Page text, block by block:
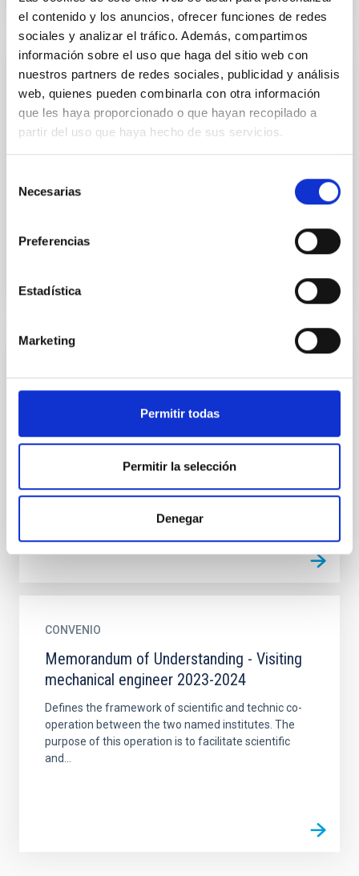
el contenido y los anuncios, ofrecer funciones de redes
sociales y analizar el tráfico. Además, compartimos
información sobre el uso que haga del sitio web con
nuestros partners de redes sociales, publicidad y análisis
web, quienes pueden combinarla con otra información
que les haya proporcionado o que hayan recopilado a
partir del uso que haya hecho de sus servicios.
Necesarias
Preferencias
Estadística
Marketing
Permitir todas
Permitir la selección
Denegar
CONVENIO
lnternship agreement between The Haute
école des art du Rhin and lnstituto de
Astrofísica de Canarias
practical application of the teaching provided by The
Memorandum of Understanding - Visiting
mechanical engineer
Defines the framework of scientific and technic co-
purpose of this operation is to facilitate scientific
and...
CONVENIO
Memorandum of Understanding - Visiting
mechanical engineer 2023-2024
Defines the framework of scientific and technic co-
operation between the two named institutes. The
purpose of this operation is to facilitate scientific
and...